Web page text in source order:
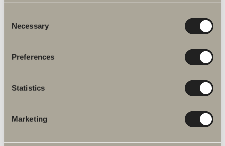
Selection
Necessary
Preferences
Statistics
Marketing